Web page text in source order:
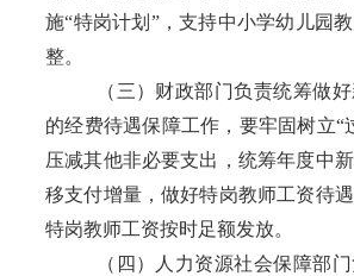
施“特岗计划 ”，支持中小学幼儿园
整。
（三）财政部门负责统筹做
的经费待遇保障工作，要牢固树立“
压减其他非必要支出，统筹年度中
移支付增量，做好特岗教师工资待
特岗教师工资按时足额发放。
（四）人力资源社会保障部